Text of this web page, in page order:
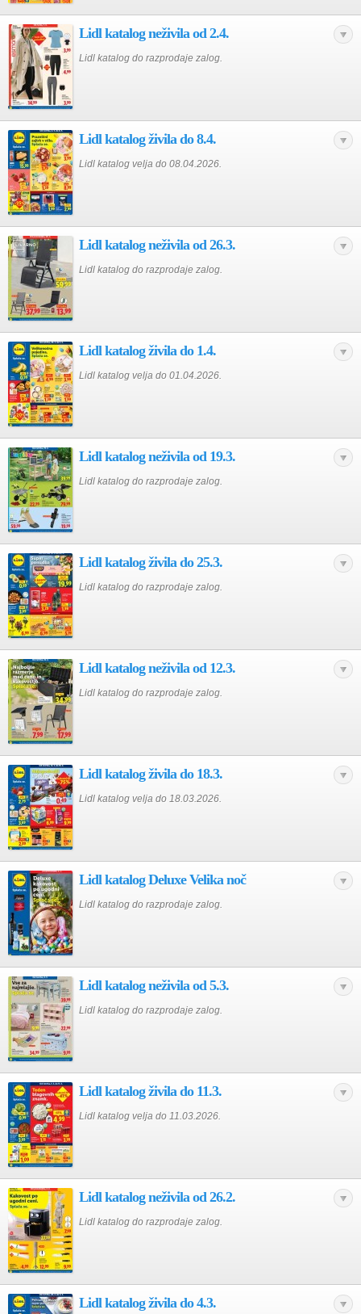
Lidl katalog neživila od 2.4.
Lidl katalog do razprodaje zalog.
Lidl katalog živila do 8.4.
Lidl katalog velja do 08.04.2026.
Lidl katalog neživila od 26.3.
Lidl katalog do razprodaje zalog.
Lidl katalog živila do 1.4.
Lidl katalog velja do 01.04.2026.
Lidl katalog neživila od 19.3.
Lidl katalog do razprodaje zalog.
Lidl katalog živila do 25.3.
Lidl katalog do razprodaje zalog.
Lidl katalog neživila od 12.3.
Lidl katalog do razprodaje zalog.
Lidl katalog živila do 18.3.
Lidl katalog velja do 18.03.2026.
Lidl katalog Deluxe Velika noč
Lidl katalog do razprodaje zalog.
Lidl katalog neživila od 5.3.
Lidl katalog do razprodaje zalog.
Lidl katalog živila do 11.3.
Lidl katalog velja do 11.03.2026.
Lidl katalog neživila od 26.2.
Lidl katalog do razprodaje zalog.
Lidl katalog živila do 4.3.